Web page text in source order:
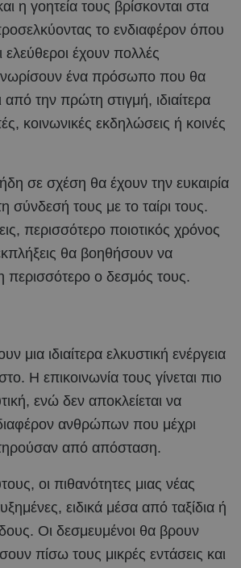
η γοητεία τους βρίσκονται στα
το ενδιαφέρον όπου
ελεύθεροι έχουν πολλές
ένα πρόσωπο που θα
από την πρώτη στιγμή, ιδιαίτερα
κοινωνικές εκδηλώσεις ή κοινές
σε σχέση θα έχουν την ευκαιρία
σύνδεσή τους με το ταίρι τους.
περισσότερο ποιοτικός χρόνος
θα βοηθήσουν να
περισσότερο ο δεσμός τους.
μια ιδιαίτερα ελκυστική ενέργεια
Η επικοινωνία τους γίνεται πιο
ενώ δεν αποκλείεται να
ανθρώπων που μέχρι
από απόσταση.
οι πιθανότητες μιας νέας
ειδικά μέσα από ταξίδια ή
Οι δεσμευμένοι θα βρουν
πίσω τους μικρές εντάσεις και